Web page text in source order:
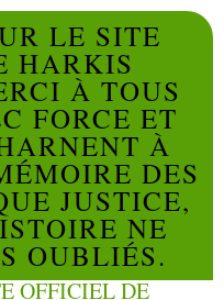
LE SITE
HARKIS
À TOUS
FORCE ET
À
DES
JUSTICE,
NE
OUBLIÉS.